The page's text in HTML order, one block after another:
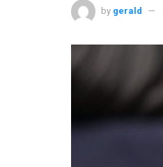
by gerald